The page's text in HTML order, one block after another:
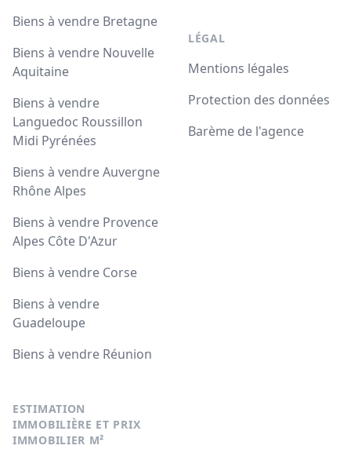
Biens à vendre Bretagne
Biens à vendre Nouvelle
Aquitaine
Biens à vendre
Languedoc Roussillon
Midi Pyrénées
Biens à vendre Auvergne
Rhône Alpes
Biens à vendre Provence
Alpes Côte D'Azur
Biens à vendre Corse
Biens à vendre
Guadeloupe
Biens à vendre Réunion
ESTIMATION
IMMOBILIÈRE ET PRIX
IMMOBILIER M²
LÉGAL
Mentions légales
Protection des données
Barème de l'agence